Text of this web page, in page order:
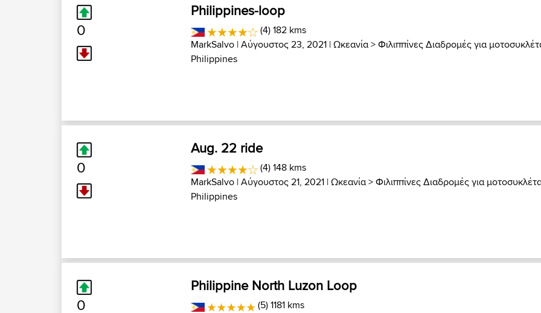
0
Philippines-loop
(4) 182 kms
MarkSalvo | Αύγουστος 23, 2021 |Ωκεανία>Φιλιππίνες Διαδρομές για
Philippines
0
Aug. 22 ride
(4) 148 kms
MarkSalvo | Αύγουστος 21, 2021 |Ωκεανία>Φιλιππίνες Διαδρομές για
Philippines
0
Philippine North Luzon Loop
(5) 1181 kms